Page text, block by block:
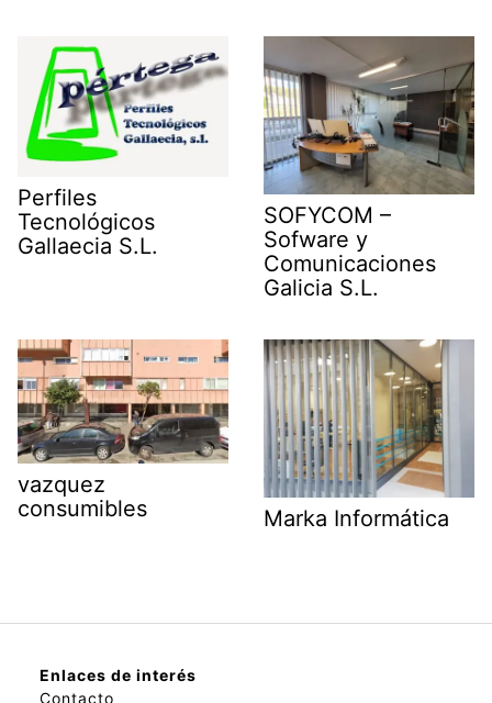
Perfiles
Tecnológicos
Gallaecia S.L.
SOFYCOM –
Sofware y
Comunicaciones
Galicia S.L.
vazquez
consumibles
Marka Informática
Enlaces de interés
Contacto